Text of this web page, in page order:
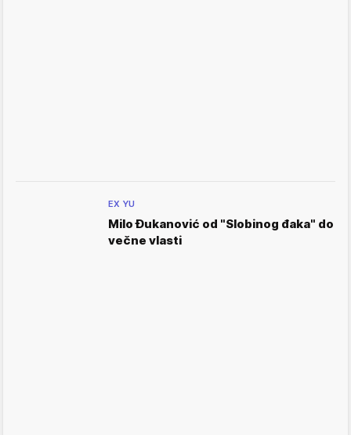
EX YU
Milo Đukanović od "Slobinog đaka" do
večne vlasti